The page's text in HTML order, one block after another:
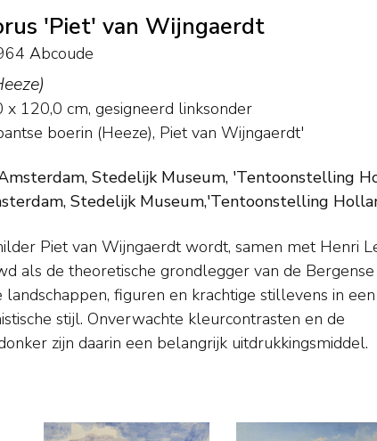
'Piet' van Wijngaerdt
Abcoude
x 120,0 cm, gesigneerd linksonder
boerin (Heeze), Piet van Wijngaerdt'
Stedelijk Museum, 'Tentoonstelling
Stedelijk Museum,'Tentoonstelling
Piet van Wijngaerdt wordt, samen met Henri
als de theoretische grondlegger van de Bergense
landschappen, figuren en krachtige stillevens in een
stijl. Onverwachte kleurcontrasten en de
zijn daarin een belangrijk uitdrukkingsmiddel.
de schilder de soorten met sprekende
spinchrysant en gladiool. Voor zijn landschappen
in het boerenland ten zuiden van Amsterdam. Na